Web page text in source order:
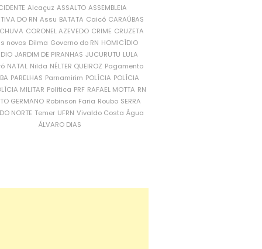
Alcaçuz ASSALTO ASSEMBLEIA
DO RN Assu BATATA Caicó CARAÚBAS
CORONEL AZEVEDO CRIME CRUZETA
novos Dilma Governo do RN HOMICÍDIO
JARDIM DE PIRANHAS JUCURUTU LULA
NATAL Nilda NÉLTER QUEIROZ Pagamento
PARELHAS Parnamirim POLÍCIA POLÍCIA
MILITAR Política PRF RAFAEL MOTTA RN
GERMANO Robinson Faria Roubo SERRA
NORTE Temer UFRN Vivaldo Costa Água
ÁLVARO DIAS